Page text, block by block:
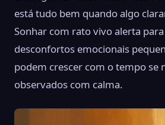
está tudo bem quando algo
Sonhar com rato vivo alerta
desconfortos emocionais
podem crescer com o tempo se
observados com calma.